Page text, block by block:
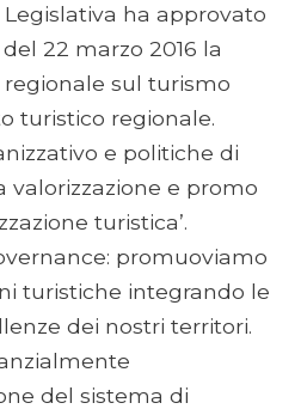
Legislativa ha approvato
22 marzo 2016 la
sul turismo
turistico regionale.
e politiche di
valorizzazione e promo
turistica’.
promuoviamo
turistiche integrando le
dei nostri territori.
del sistema di